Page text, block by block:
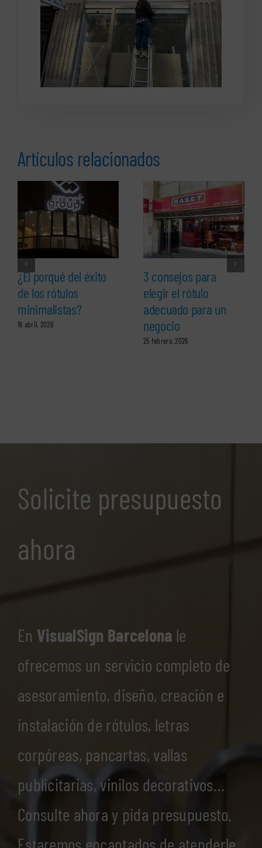
Artículos relacionados
¿El porqué del éxito
de los rótulos
minimalistas?
16 abril, 2026
3 consejos para
elegir el rótulo
adecuado para un
negocio
25 febrero, 2026
Solicite presupuesto
ahora
En VisualSign Barcelona le
ofrecemos un servicio completo de
asesoramiento, diseño, creación e
instalación de rótulos, letras
corpóreas, pancartas, vallas
publicitarias, vinilos decorativos…
Consulte ahora y pida presupuesto.